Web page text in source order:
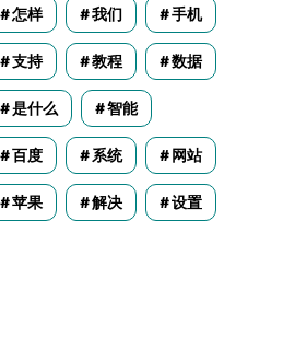
怎样 我们 手机
支持 教程 数据
是什么 智能
百度 系统 网站
苹果 解决 设置